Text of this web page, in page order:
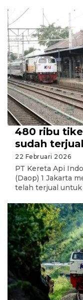
480 ribu
sudah terjual
22 Februari 2026
PT Kereta Api
(Daop) 1 Jakarta
telah terjual untuk